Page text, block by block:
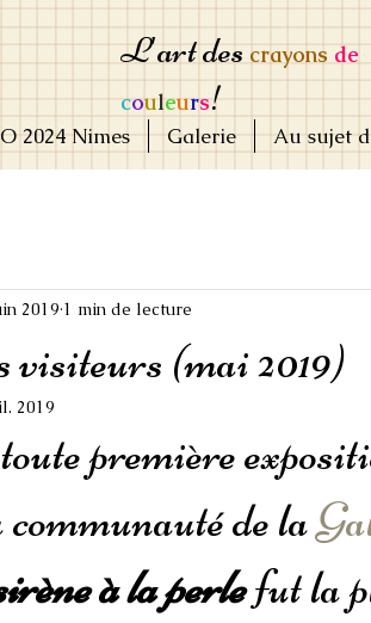
L'art descrayons de
couleurs!
2024 Nimes Galerie Au sujet
visiteurs (mai 2019)
2019 1 min de lecture
2019
première
de la
à la perle fut la